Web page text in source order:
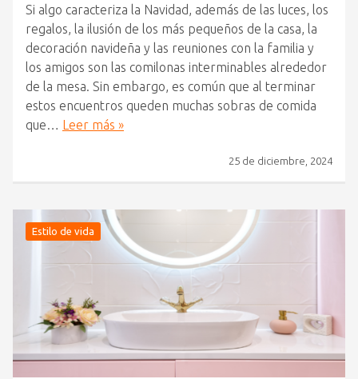
Si algo caracteriza la Navidad, además de las luces, los
regalos, la ilusión de los más pequeños de la casa, la
decoración navideña y las reuniones con la familia y
los amigos son las comilonas interminables alrededor
de la mesa. Sin embargo, es común que al terminar
estos encuentros queden muchas sobras de comida
que…
Leer más »
25 de diciembre, 2024
Estilo de vida